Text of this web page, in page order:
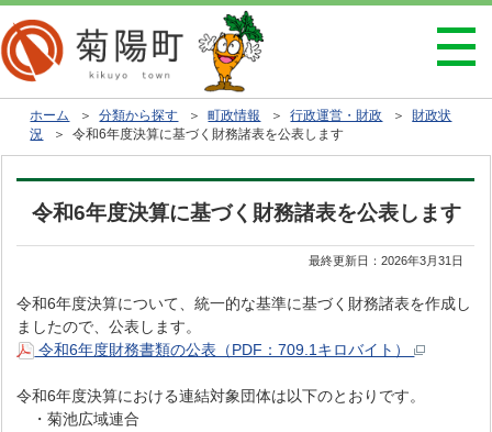
ホーム ＞分類から探す ＞町政情報 ＞行政運営・財政 ＞財政状
況 ＞ 令和6年度決算に基づく財務諸表を公表します
令和6年度決算に基づく財務諸表を公表します
最終更新日：2026年3月31日
令和6年度決算について、統一的な基準に基づく財務諸表を作成し
ましたので、公表します。
令和6年度財務書類の公表（PDF：709.1キロバイト）
令和6年度決算における連結対象団体は以下のとおりです。
・菊池広域連合